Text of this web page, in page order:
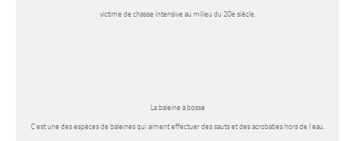
victime de chasse intensive au milieu du 20e siècle.
La baleine à bosse
C’est une des espèces de baleines qui aiment effectuer des sauts et des acrobaties hors de l’eau.